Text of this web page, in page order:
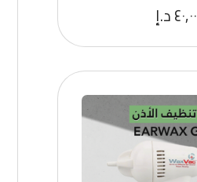
٤٠,٠٠د.إ